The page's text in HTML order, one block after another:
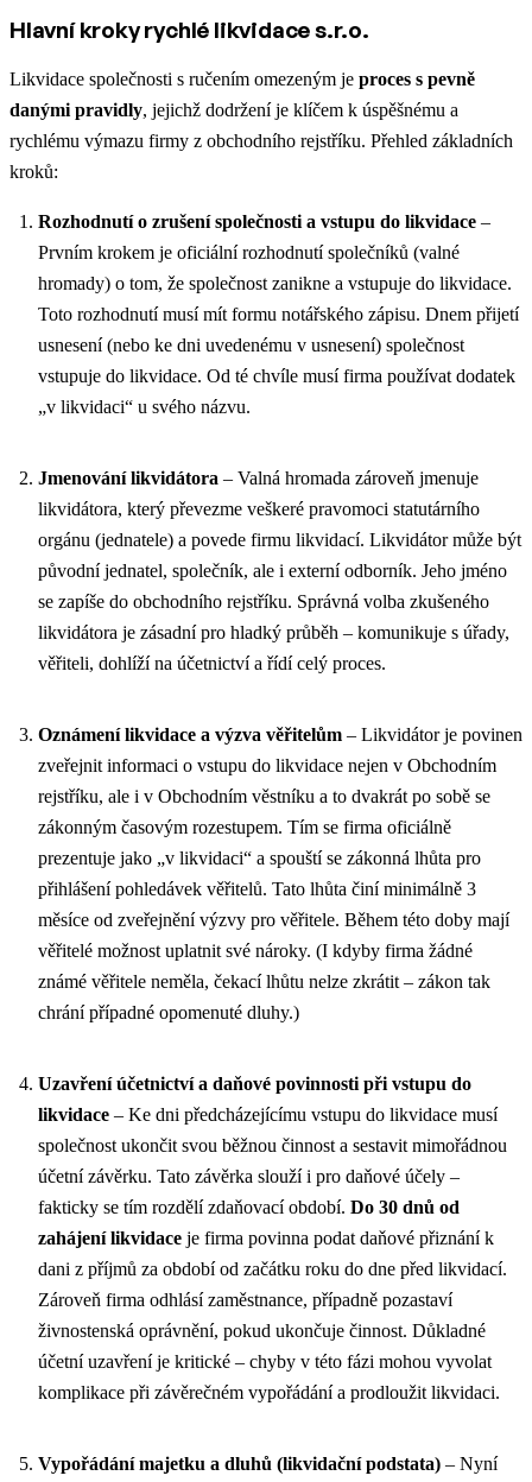
Hlavní kroky rychlé likvidace s.r.o.
Likvidace společnosti s ručením omezeným je proces s pevně
danými pravidly, jejichž dodržení je klíčem k úspěšnému a
rychlému výmazu firmy z obchodního rejstříku. Přehled základních
kroků:
Rozhodnutí o zrušení společnosti a vstupu do likvidace –
Prvním krokem je oficiální rozhodnutí společníků (valné
hromady) o tom, že společnost zanikne a vstupuje do likvidace.
Toto rozhodnutí musí mít formu notářského zápisu. Dnem přijetí
usnesení (nebo ke dni uvedenému v usnesení) společnost
vstupuje do likvidace. Od té chvíle musí firma používat dodatek
„v likvidaci“ u svého názvu.
Jmenování likvidátora – Valná hromada zároveň jmenuje
likvidátora, který převezme veškeré pravomoci statutárního
orgánu (jednatele) a povede firmu likvidací. Likvidátor může být
původní jednatel, společník, ale i externí odborník. Jeho jméno
se zapíše do obchodního rejstříku. Správná volba zkušeného
likvidátora je zásadní pro hladký průběh – komunikuje s úřady,
věřiteli, dohlíží na účetnictví a řídí celý proces.
Oznámení likvidace a výzva věřitelům – Likvidátor je povinen
zveřejnit informaci o vstupu do likvidace nejen v Obchodním
rejstříku, ale i v Obchodním věstníku a to dvakrát po sobě se
zákonným časovým rozestupem. Tím se firma oficiálně
prezentuje jako „v likvidaci“ a spouští se zákonná lhůta pro
přihlášení pohledávek věřitelů. Tato lhůta činí minimálně 3
měsíce od zveřejnění výzvy pro věřitele. Během této doby mají
věřitelé možnost uplatnit své nároky. (I kdyby firma žádné
známé věřitele neměla, čekací lhůtu nelze zkrátit – zákon tak
chrání případné opomenuté dluhy.)
Uzavření účetnictví a daňové povinnosti při vstupu do
likvidace – Ke dni předcházejícímu vstupu do likvidace musí
společnost ukončit svou běžnou činnost a sestavit mimořádnou
účetní závěrku. Tato závěrka slouží i pro daňové účely –
fakticky se tím rozdělí zdaňovací období. Do 30 dnů od
zahájení likvidace je firma povinna podat daňové přiznání k
dani z příjmů za období od začátku roku do dne před likvidací.
Zároveň firma odhlásí zaměstnance, případně pozastaví
živnostenská oprávnění, pokud ukončuje činnost. Důkladné
účetní uzavření je kritické – chyby v této fázi mohou vyvolat
komplikace při závěrečném vypořádání a prodloužit likvidaci.
Vypořádání majetku a dluhů (likvidační podstata) – Nyní